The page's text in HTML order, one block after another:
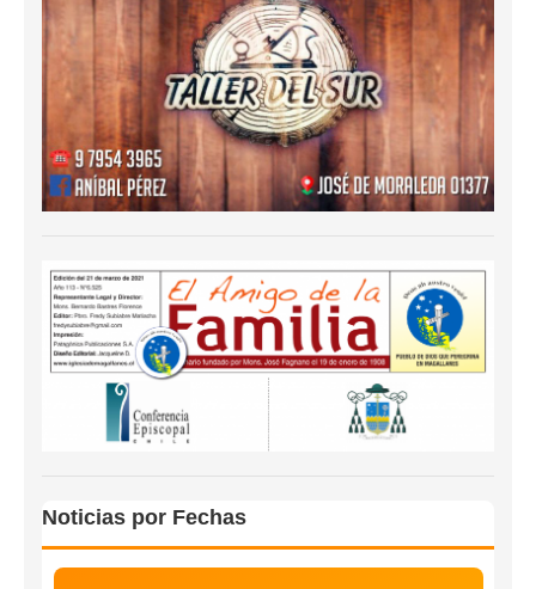
Noticias por Fechas